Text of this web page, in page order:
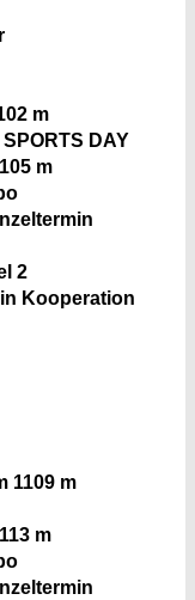
m
DAY
105 m
2
Kooperation
1109 m
113 m